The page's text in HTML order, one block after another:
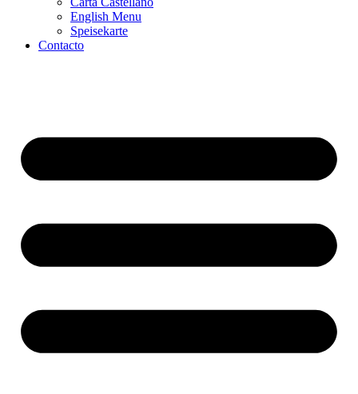
English Menu
Speisekarte
Contacto